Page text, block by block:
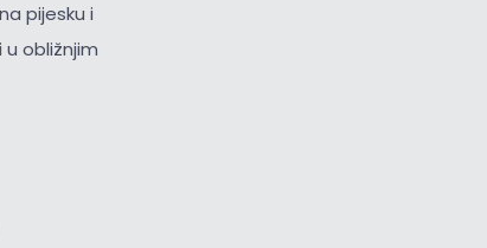
pijesku i
obližnjim